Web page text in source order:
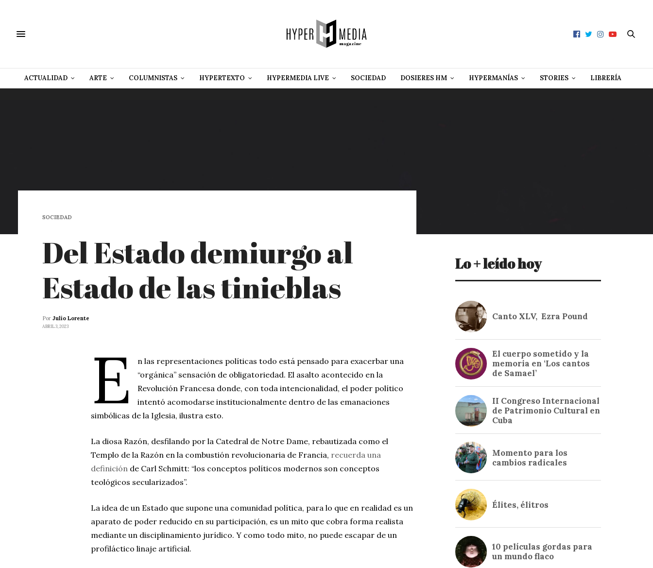
ACTUALIDAD ARTE COLUMNISTAS HYPERTEXTO HYPERMEDIA LIVE SOCIEDAD DOSIERES HM HYPERMANÍAS STORIES LIBRERÍA
SOCIEDAD
Del Estado demiurgo al
Estado de las tinieblas
Por Julio Lorente
ABRIL 3, 2023
E
n las representaciones políticas todo está pensado para exacerbar una
“orgánica” sensación de obligatoriedad. El asalto acontecido en la
Revolución Francesa donde, con toda intencionalidad, el poder político
intentó acomodarse institucionalmente dentro de las emanaciones
simbólicas de la Iglesia, ilustra esto.
La diosa Razón, desfilando por la Catedral de Notre Dame, rebautizada como el
Templo de la Razón en la combustión revolucionaria de Francia, recuerda una
definición de Carl Schmitt: “los conceptos políticos modernos son conceptos
teológicos secularizados”.
La idea de un Estado que supone una comunidad política, para lo que en realidad es un
aparato de poder reducido en su participación, es un mito que cobra forma realista
mediante un disciplinamiento jurídico. Y como todo mito, no puede escapar de un
profiláctico linaje artificial.
Lo + leído hoy